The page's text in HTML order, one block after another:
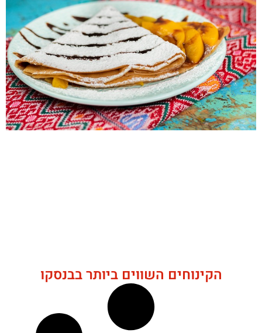
הקינוחים השווים ביותר בבנסקו